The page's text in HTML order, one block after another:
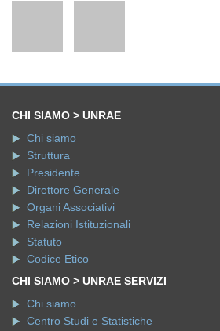
CHI SIAMO > UNRAE
Chi siamo
Struttura
Presidente
Direttore Generale
Organi Associativi
Relazioni Istituzionali
Statuto
Codice Etico
CHI SIAMO > UNRAE SERVIZI
Chi siamo
Centro Studi e Statistiche